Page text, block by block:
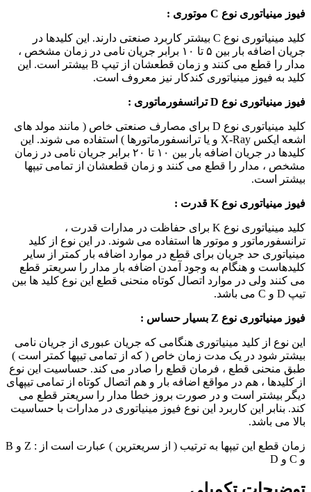
فیوز مینیاتوری نوع C موتوری :
کلید مینیاتوری نوع C بیشتر کاربرد صنعتی دارند. این کلیدها در
جریان اضافه بار بین ۵ تا ۱۰ برابر جریان نامی در زمان مشخص ،
مدار را قطع می کنند و زمان قطعشان از تیپ B بیشتر است. این
کلید به فیوز مینیاتوری کندکار نیز معروف است.
فیوز مینیاتوری نوع D ترانسفورماتوری :
کلید مینیاتوری نوع D برای مصارف صنعتی خاص ( مانند مولد های
اشعه ایکس X-Ray و یا ترانسفورماتورها ) استفاده می شوند. این
کلیدها در جریان اضافه بار بین ۱۰ تا ۲۰ برابر جریان نامی در زمان
مشخص ، مدار را قطع می کنند و زمان قطعشان از تمامی تیپها
بیشتر است.
فیوز مینیاتوری نوع K قدرت :
کلید مینیاتوری نوع K برای حفاظت در مدارات قدرت ،
ترانسفورماتور و موتور ها استفاده می شوند. در این نوع از کلید
مینیاتوری حد جریان برای قطع در موارد اضافه بار کمتر از سایر
کلیدهاست و هنگام به وجود آمدن اضافه بار مدار را سریعتر قطع
می کنند ولی در موارد اتصال کوتاه منحنی قطع این نوع کلید ها بین
تیپ D و C می باشد.
فیوز مینیاتوری نوع Z بسیار حساس :
این نوع از کلید مینیاتوری هنگامی که جریان عبوری از جریان نامی
بیشتر شود در یک مدت زمان خاص ( که از تمامی تیپها کمتر است )
طبق منحنی قطع ، فرمان قطع را صادر می کند. حساسیت این نوع
از کلیدها ، هم در مواقع اضافه بار و هم اتصال کوتاه از تمامی تیپهای
دیگر بیشتر است و در صورت بروز خطا مدار را سریعتر قطع می
کند. بنابر این کاربرد این نوع فیوز مینیاتوری در مدارات با حساسیت
بالا می باشد.
زمان قطع این تیپها به ترتیب ( از سریعترین ) عبارت است از : Z و B
و C و D